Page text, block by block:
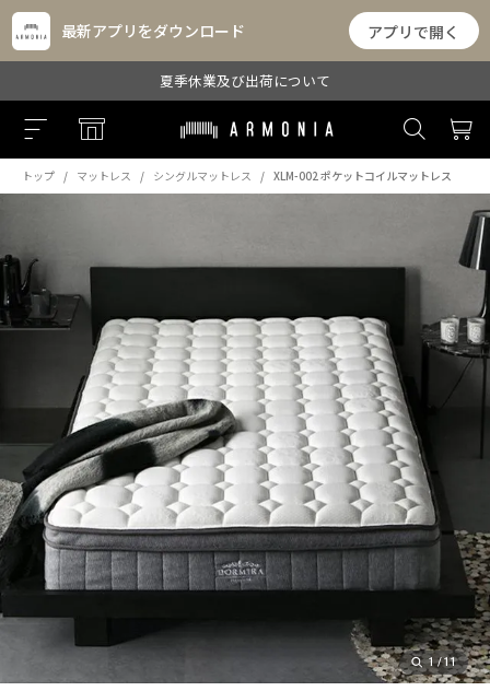
最新アプリをダウンロード アプリで開く
夏季休業及び出荷について
トップ マットレス シングルマットレス XLM-002 ポケットコイルマットレス
1/11